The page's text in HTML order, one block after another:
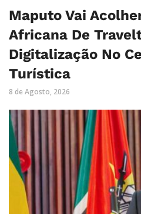
Maputo Vai
Africana De
Digitalização No
Turística
8 de Agosto, 2026